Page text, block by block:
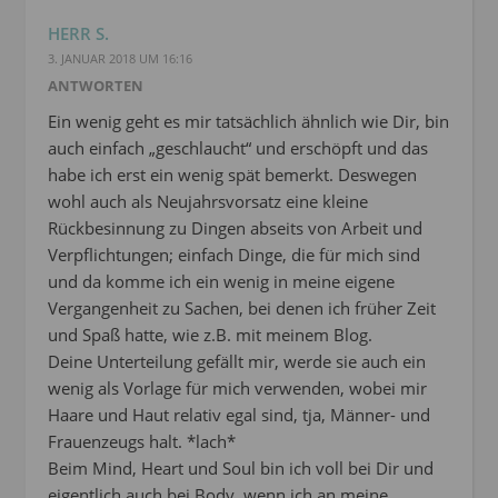
HERR S.
3. JANUAR 2018 UM 16:16
ANTWORTEN
Ein wenig geht es mir tatsächlich ähnlich wie Dir, bin
auch einfach „geschlaucht“ und erschöpft und das
habe ich erst ein wenig spät bemerkt. Deswegen
wohl auch als Neujahrsvorsatz eine kleine
Rückbesinnung zu Dingen abseits von Arbeit und
Verpflichtungen; einfach Dinge, die für mich sind
und da komme ich ein wenig in meine eigene
Vergangenheit zu Sachen, bei denen ich früher Zeit
und Spaß hatte, wie z.B. mit meinem Blog.
Deine Unterteilung gefällt mir, werde sie auch ein
wenig als Vorlage für mich verwenden, wobei mir
Haare und Haut relativ egal sind, tja, Männer- und
Frauenzeugs halt. *lach*
Beim Mind, Heart und Soul bin ich voll bei Dir und